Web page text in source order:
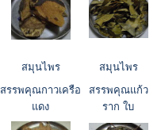
สมุนไพร สมุนไพร
สรรพคุณกาวเครือ
แดง
สรรพคุณแก้ว
ราก ใบ